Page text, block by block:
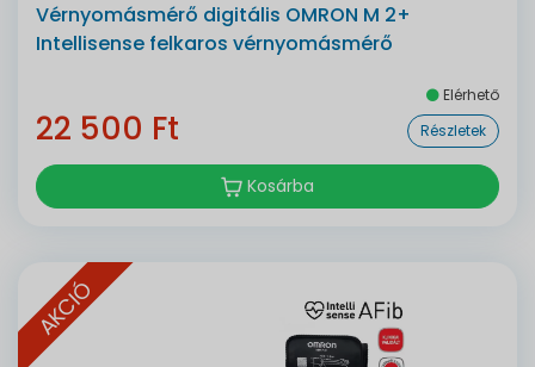
Vérnyomásmérő digitális OMRON M 2+
Intellisense felkaros vérnyomásmérő
Elérhető
22 500 Ft Részletek
Kosárba
AKCIÓ